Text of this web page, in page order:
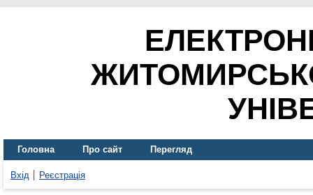
Головна Про сайт Перегляд
Вхід Реєстрація